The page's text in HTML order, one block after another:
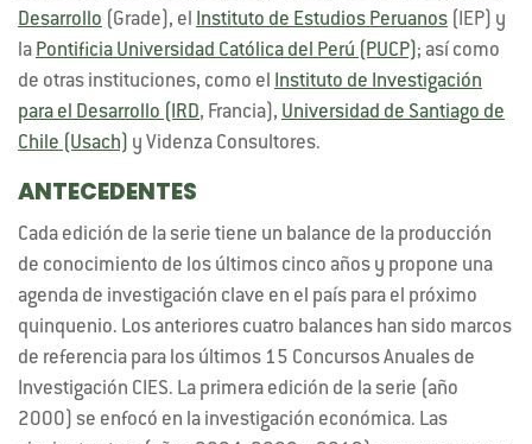
Desarrollo (Grade), el Instituto de Estudios Peruanos (IEP) y
la Pontificia Universidad Católica del Perú (PUCP) ; así como
de otras instituciones, como el
Instituto de Investigación
para el Desarrollo (IRD, Francia), Universidad de Santiago de
Chile (Usach)
y Videnza Consultores.
ANTECEDENTES
Cada edición de la serie tiene un balance de la producción
de conocimiento de los últimos cinco años y propone una
agenda de investigación clave en el país para el próximo
quinquenio. Los anteriores cuatro balances han sido marcos
de referencia para los últimos 15 Concursos Anuales de
Investigación CIES. La primera edición de la serie (año
2000) se enfocó en la investigación económica. Las